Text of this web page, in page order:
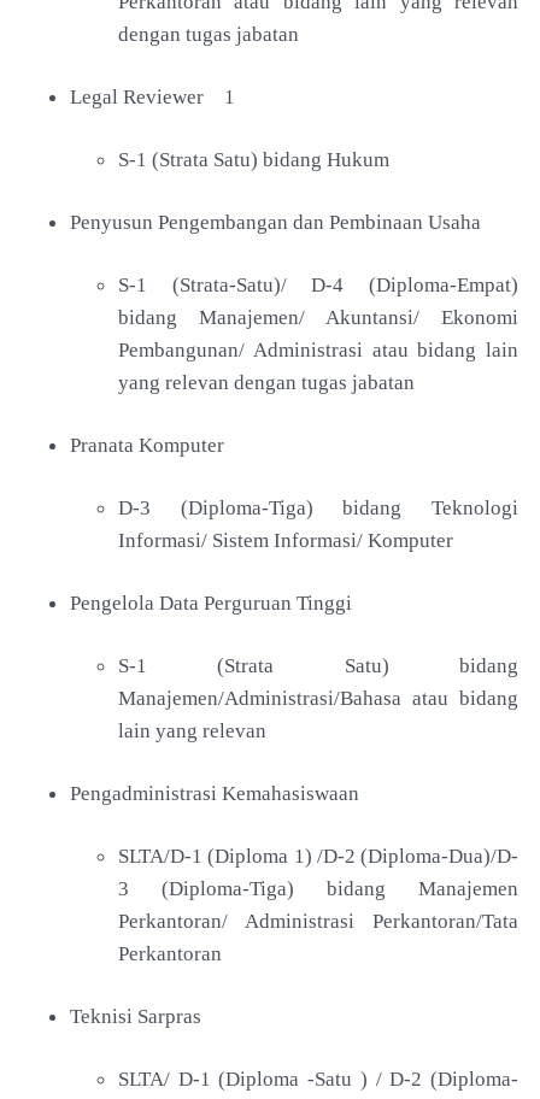
dengan tugas jabatan
Legal Reviewer 1
S-1 (Strata Satu) bidang Hukum
Penyusun Pengembangan dan Pembinaan Usaha
S-1 (Strata-Satu)/ D-4 (Diploma-Empat)
bidang Manajemen/ Akuntansi/ Ekonomi
Pembangunan/ Administrasi atau bidang lain
yang relevan dengan tugas jabatan
Pranata Komputer
D-3 (Diploma-Tiga) bidang Teknologi
Informasi/ Sistem Informasi/ Komputer
Pengelola Data Perguruan Tinggi
S-1 (Strata Satu) bidang
Manajemen/Administrasi/Bahasa atau bidang
lain yang relevan
Pengadministrasi Kemahasiswaan
SLTA/D-1 (Diploma 1) /D-2 (Diploma-Dua)/D-
3 (Diploma-Tiga) bidang Manajemen
Perkantoran/ Administrasi Perkantoran/Tata
Perkantoran
Teknisi Sarpras
SLTA/ D-1 (Diploma -Satu ) / D-2 (Diploma-